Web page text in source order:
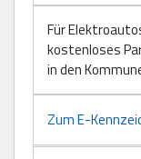
Für
kostenloses
in den
Zum E-